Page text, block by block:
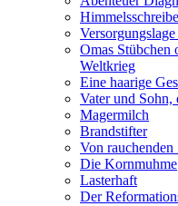
Omas Stübchen
Weltkrieg
Eine haarige
Vater und Sohn,
Magermilch
Brandstifter
Von rauchenden
Die Kornmuhme
Lasterhaft
Der